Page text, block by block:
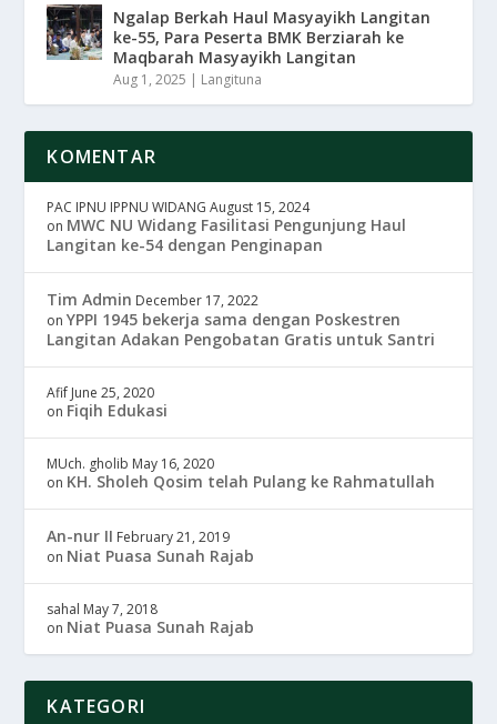
Ngalap Berkah Haul Masyayikh Langitan
ke-55, Para Peserta BMK Berziarah ke
Maqbarah Masyayikh Langitan
Aug 1, 2025 | Langituna
KOMENTAR
PAC IPNU IPPNU WIDANG August 15, 2024
on MWC NU Widang Fasilitasi Pengunjung Haul
Langitan ke-54 dengan Penginapan
Tim Admin December 17, 2022
onYPPI 1945 bekerja sama dengan Poskestren
Langitan Adakan Pengobatan Gratis untuk Santri
Afif June 25, 2020
on Fiqih Edukasi
MUch. gholib May 16, 2020
on KH. Sholeh Qosim telah Pulang ke Rahmatullah
An-nur II February 21, 2019
on Niat Puasa Sunah Rajab
sahal May 7, 2018
on Niat Puasa Sunah Rajab
KATEGORI